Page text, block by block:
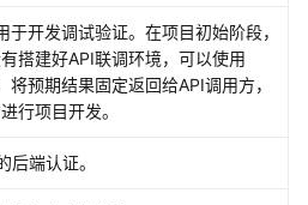
于开发调试验证。在项目初始阶段，
搭建好API联调环境，可以使用
将预期结果固定返回给API调用方，
行项目开发。
后端认证。